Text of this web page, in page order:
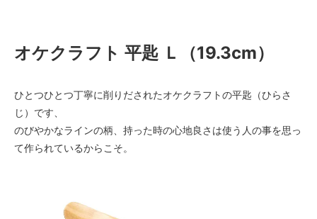
オケクラフト 平匙 Ｌ（19.3cm）
ひとつひとつ丁寧に削りだされたオケクラフトの平匙（ひらさ
じ）です、
のびやかなラインの柄、持った時の心地良さは使う人の事を思っ
て作られているからこそ。